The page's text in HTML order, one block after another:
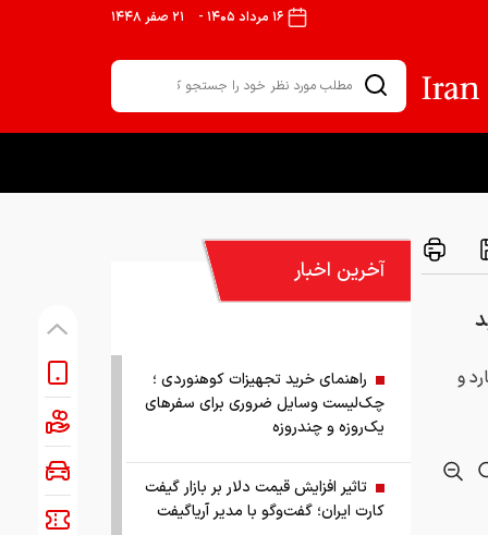
۱۶ مرداد ۱۴۰۵ - ۲۱ صفر ۱۴۴۸
اکونوميست از افزايش 16 ميليارد و
آخرین اخبار
راهنمای خرید تجهیزات کوهنوردی ؛
چک‌لیست وسایل ضروری برای سفرهای
یک‌روزه و چندروزه
تاثیر افزایش قیمت دلار بر بازار گیفت
کارت ایران؛ گفت‌وگو با مدیر آریاگیفت